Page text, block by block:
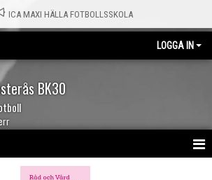
ICA MAXI HÄLLA FOTBOLLSSKOLA
LOGGA IN
BK30